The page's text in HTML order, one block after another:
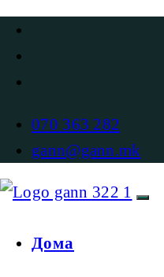
070 363 282
gann@gann.mk
Дома